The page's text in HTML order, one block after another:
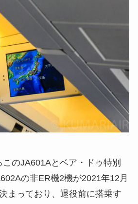
のJA601Aとベア・ドゥ特別
の非ER機2機が2021年12月
まっており、退役前に搭乗す